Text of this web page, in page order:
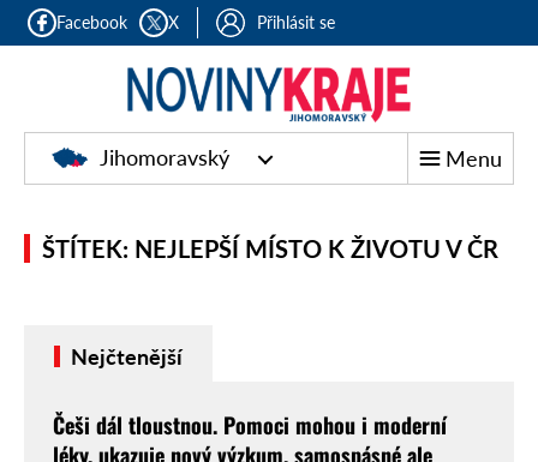
Facebook X Přihlásit se
Jihomoravský Menu
ŠTÍTEK: NEJLEPŠÍ MÍSTO K ŽIVOTU V ČR
Nejčtenější
Češi dál tloustnou. Pomoci mohou i moderní
léky, ukazuje nový výzkum, samospásné ale